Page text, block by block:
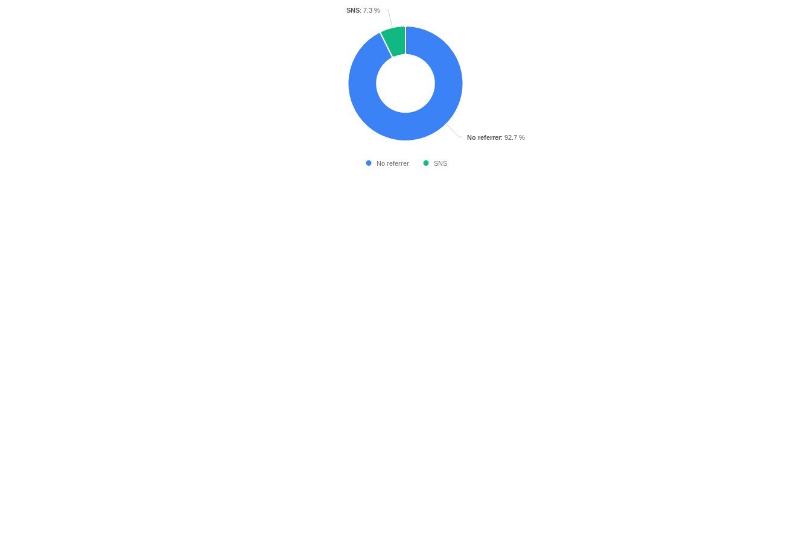
No referrer: 92.7 %
SNS: 7.3 %
No referrer SNS